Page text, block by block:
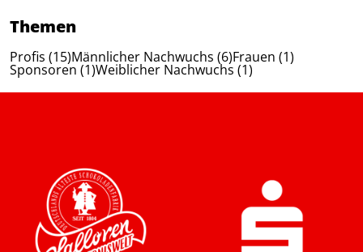
Themen
Profis (15)Männlicher Nachwuchs (6)Frauen (1)
Sponsoren (1)Weiblicher Nachwuchs (1)